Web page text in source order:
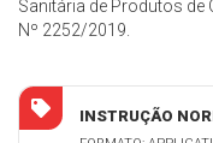
Sanitária de Produtos de
Nº 2252/2019.
INSTRUÇÃO